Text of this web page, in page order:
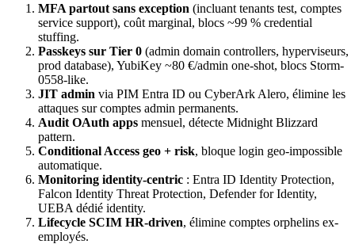
MFA partout sans exception (incluant tenants test, comptes
service support), coût marginal, blocs ~99 % credential
stuffing.
Passkeys sur Tier 0 (admin domain controllers, hyperviseurs,
prod database), YubiKey ~80 €/admin one-shot, blocs Storm-
0558-like.
JIT admin via PIM Entra ID ou CyberArk Alero, élimine les
attaques sur comptes admin permanents.
Audit OAuth apps mensuel, détecte Midnight Blizzard
pattern.
Conditional Access geo + risk, bloque login geo-impossible
automatique.
Monitoring identity-centric : Entra ID Identity Protection,
Falcon Identity Threat Protection, Defender for Identity,
UEBA dédié identity.
Lifecycle SCIM HR-driven, élimine comptes orphelins ex-
employés.